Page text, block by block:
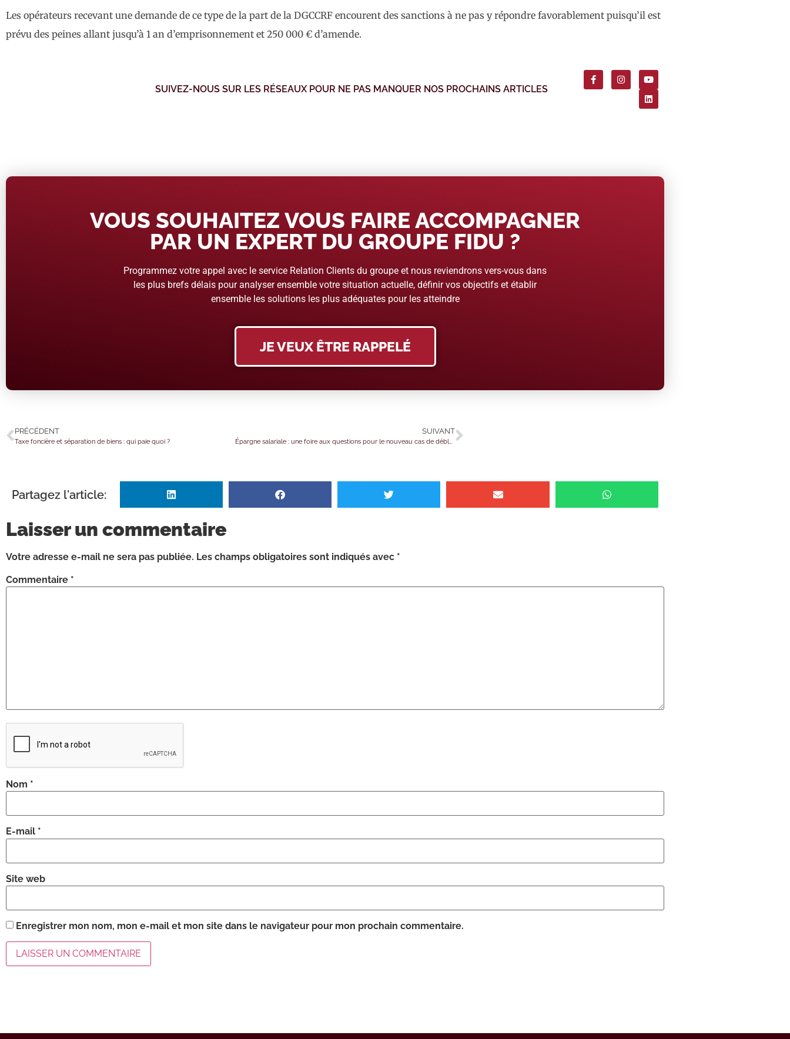
Les opérateurs recevant une demande de ce type de la part de la DGCCRF encourent des sanctions à ne pas y répondre favorablement puisqu’il est
prévu des peines allant jusqu’à 1 an d’emprisonnement et 250 000 € d’amende.
SUIVEZ-NOUS SUR LES RÉSEAUX POUR NE PAS MANQUER NOS PROCHAINS ARTICLES
VOUS SOUHAITEZ VOUS FAIRE ACCOMPAGNER
PAR UN EXPERT DU GROUPE FIDU ?
Programmez votre appel avec le service Relation Clients du groupe et nous reviendrons vers-vous dans
les plus brefs délais pour analyser ensemble votre situation actuelle, définir vos objectifs et établir
ensemble les solutions les plus adéquates pour les atteindre
JE VEUX ÊTRE RAPPELÉ
PRÉCÉDENT
Taxe foncière et séparation de biens : qui paie quoi ?
SUIVANT
Épargne salariale : une foire aux questions pour le nouveau cas de déblocage exceptionnel !
Partagez l'article:
Laisser un commentaire
Votre adresse e-mail ne sera pas publiée. Les champs obligatoires sont indiqués avec *
Commentaire *
Nom *
E-mail *
Site web
Enregistrer mon nom, mon e-mail et mon site dans le navigateur pour mon prochain commentaire.